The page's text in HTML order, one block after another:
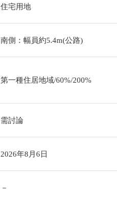
住宅用地
南側：幅員約5.4m(公路)
第一種住居地域/60%/200%
需討論
2026年8月6日
－